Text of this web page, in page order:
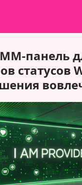
панель
статусов